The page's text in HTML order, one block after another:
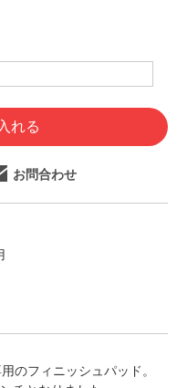
れる
お問合わせ
のフィニッシュパッド。